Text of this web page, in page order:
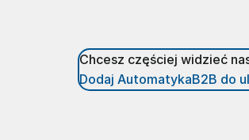
Chcesz częściej widzieć
Dodaj AutomatykaB2B do